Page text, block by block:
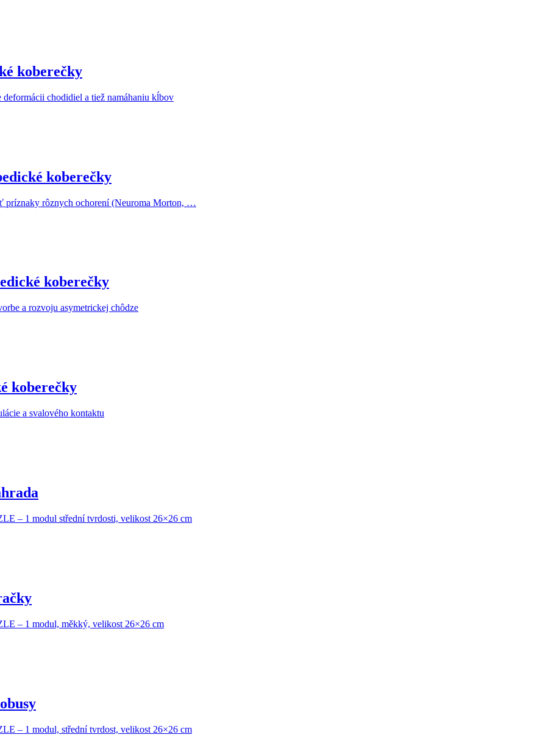
koberečky
chodidiel a tiež namáhaniu kĺbov
koberečky
príznaky rôznych ochorení (Neuroma Morton, …
koberečky
a rozvoju asymetrickej chôdze
koberečky
a svalového kontaktu
– 1 modul střední tvrdosti, velikost 26×26 cm
– 1 modul, měkký, velikost 26×26 cm
– 1 modul, střední tvrdost, velikost 26×26 cm